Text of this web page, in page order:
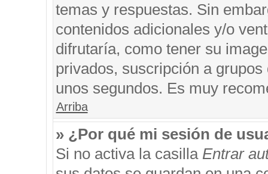
temas y respuestas. Sin
contenidos adicionales y/o
difrutaría, como tener su
privados, suscripción a
unos segundos. Es muy
Arriba
» ¿Por qué mi sesión de
Si no activa la casilla Entrar